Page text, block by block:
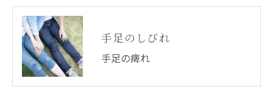
手足のしびれ
手足の痺れ